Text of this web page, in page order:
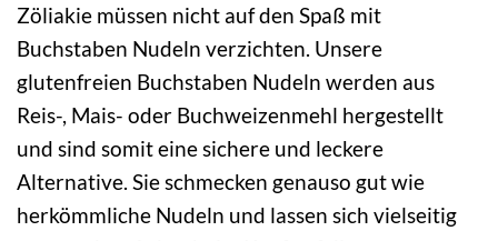
Zöliakie müssen nicht auf den Spaß mit
Buchstaben Nudeln verzichten. Unsere
glutenfreien Buchstaben Nudeln werden aus
Reis-, Mais- oder Buchweizenmehl hergestellt
und sind somit eine sichere und leckere
Alternative. Sie schmecken genauso gut wie
herkömmliche Nudeln und lassen sich vielseitig